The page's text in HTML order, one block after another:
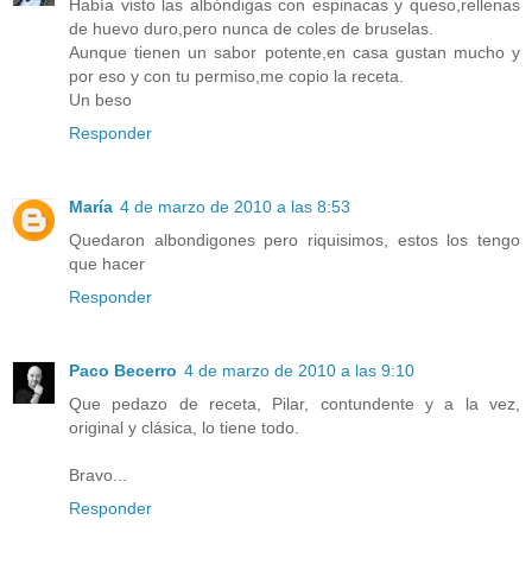
Había visto las albóndigas con espinacas y queso,rellenas
de huevo duro,pero nunca de coles de bruselas.
Aunque tienen un sabor potente,en casa gustan mucho y
por eso y con tu permiso,me copio la receta.
Un beso
Responder
María 4 de marzo de 2010 a las 8:53
Quedaron albondigones pero riquisimos, estos los tengo
que hacer
Responder
Paco Becerro 4 de marzo de 2010 a las 9:10
Que pedazo de receta, Pilar, contundente y a la vez,
original y clásica, lo tiene todo.
Bravo...
Responder